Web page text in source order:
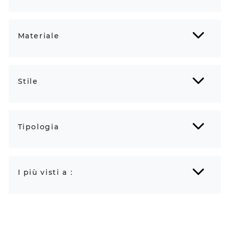
Materiale
Stile
Tipologia
I più visti a :